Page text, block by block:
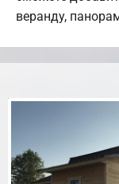
веранду,